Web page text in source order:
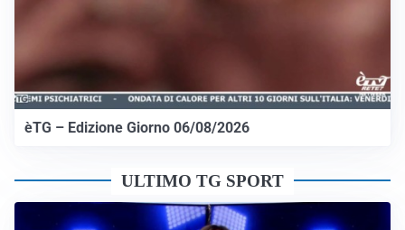
èTG – Edizione Giorno 06/08/2026
ULTIMO TG SPORT